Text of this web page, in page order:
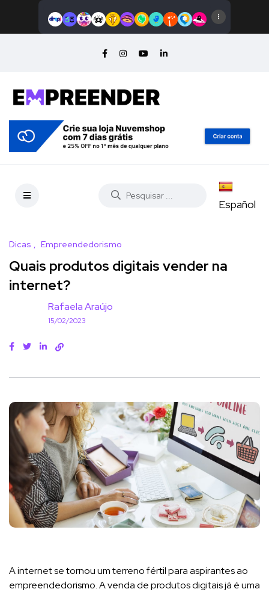
Español
Dicas Empreendedorismo
Quais produtos digitais vender na
internet?
Rafaela Araújo
15/02/2023
A internet se tornou um terreno fértil para aspirantes ao
empreendedorismo. A venda de produtos digitais já é uma